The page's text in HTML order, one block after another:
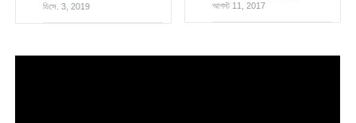
ডিসে. 3, 2019 আগস্ট 11, 2017